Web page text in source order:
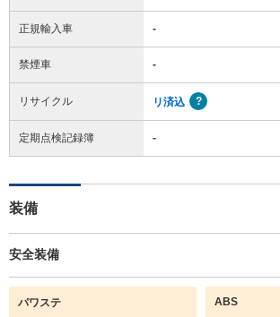
正規輸入車 -
禁煙車 -
リサイクル リ済込
定期点検記録簿 -
装備
安全装備
パワステ ABS